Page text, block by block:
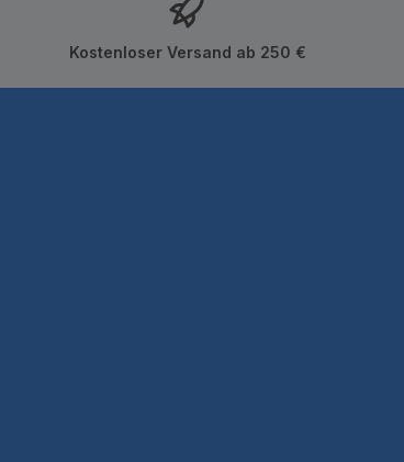
Kostenloser Versand ab 250 €